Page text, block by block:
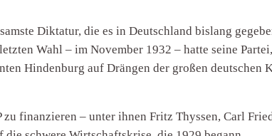
Diktatur, die es in Deutschland bislang
Wahl – im November 1932 – hatte seine
Hindenburg auf Drängen der großen deutschen
finanzieren – unter ihnen Fritz Thyssen, Carl